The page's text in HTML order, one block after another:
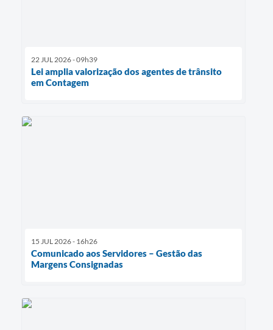
22 JUL 2026 - 09h39
Lei amplia valorização dos agentes de trânsito
em Contagem
15 JUL 2026 - 16h26
Comunicado aos Servidores – Gestão das
Margens Consignadas